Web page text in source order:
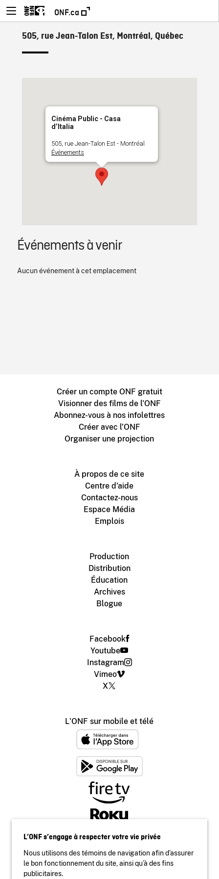
ONF.ca
505, rue Jean-Talon Est, Montréal, Québec
Cinéma Public - Casa
d’Italia
505, rue Jean-Talon Est - Montréal
Événements
Événements à venir
Aucun événement à cet emplacement
Créer un compte ONF gratuit
Visionner des films de l'ONF
Abonnez-vous à nos infolettres
Créer avec l’ONF
Organiser une projection
À propos de ce site
Centre d'aide
Contactez-nous
Espace Média
Emplois
Production
Distribution
Éducation
Archives
Blogue
Facebook
Youtube
Instagram
Vimeo
X
L'ONF sur mobile et télé
L’ONF s’engage à respecter votre vie privée
Nous utilisons des témoins de navigation afin d’assurer
le bon fonctionnement du site, ainsi qu’à des fins
publicitaires.